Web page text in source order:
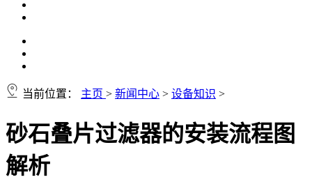
当前位置： 主页 > 新闻中心 > 设备知识 >
砂石叠片过滤器的安装流程图
解析